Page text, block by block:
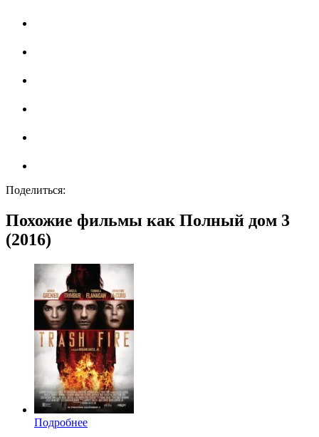
Поделиться:
Похожие фильмы как Полный дом 3
(2016)
Подробнее